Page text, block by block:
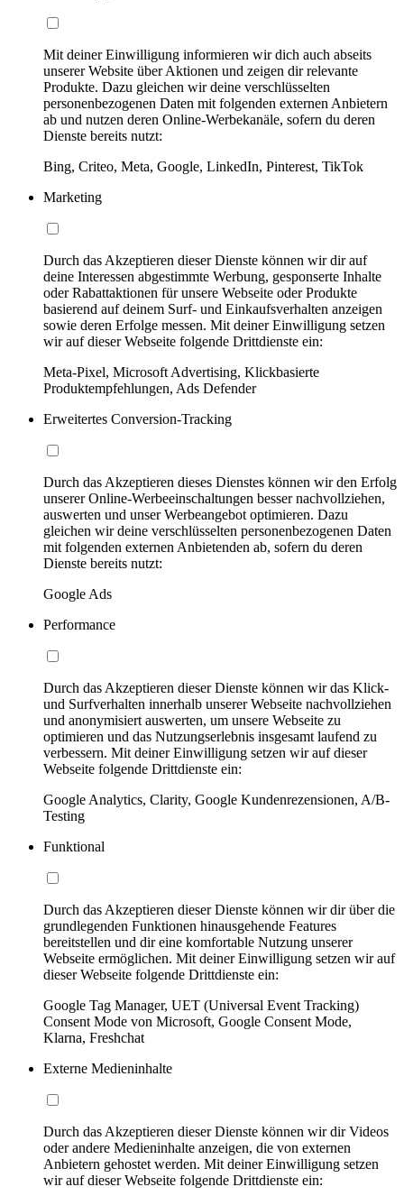
Mit deiner Einwilligung informieren wir dich auch abseits
unserer Website über Aktionen und zeigen dir relevante
Produkte. Dazu gleichen wir deine verschlüsselten
personenbezogenen Daten mit folgenden externen Anbietern
ab und nutzen deren Online-Werbekanäle, sofern du deren
Dienste bereits nutzt:
Bing, Criteo, Meta, Google, LinkedIn, Pinterest, TikTok
Marketing
Durch das Akzeptieren dieser Dienste können wir dir auf
deine Interessen abgestimmte Werbung, gesponserte Inhalte
oder Rabattaktionen für unsere Webseite oder Produkte
basierend auf deinem Surf- und Einkaufsverhalten anzeigen
sowie deren Erfolge messen. Mit deiner Einwilligung setzen
wir auf dieser Webseite folgende Drittdienste ein:
Meta-Pixel, Microsoft Advertising, Klickbasierte
Produktempfehlungen, Ads Defender
Erweitertes Conversion-Tracking
Durch das Akzeptieren dieses Dienstes können wir den Erfolg
unserer Online-Werbeeinschaltungen besser nachvollziehen,
auswerten und unser Werbeangebot optimieren. Dazu
gleichen wir deine verschlüsselten personenbezogenen Daten
mit folgenden externen Anbietenden ab, sofern du deren
Dienste bereits nutzt:
Google Ads
Performance
Durch das Akzeptieren dieser Dienste können wir das Klick-
und Surfverhalten innerhalb unserer Webseite nachvollziehen
und anonymisiert auswerten, um unsere Webseite zu
optimieren und das Nutzungserlebnis insgesamt laufend zu
verbessern. Mit deiner Einwilligung setzen wir auf dieser
Webseite folgende Drittdienste ein:
Google Analytics, Clarity, Google Kundenrezensionen, A/B-
Testing
Funktional
Durch das Akzeptieren dieser Dienste können wir dir über die
grundlegenden Funktionen hinausgehende Features
bereitstellen und dir eine komfortable Nutzung unserer
Webseite ermöglichen. Mit deiner Einwilligung setzen wir auf
dieser Webseite folgende Drittdienste ein:
Google Tag Manager, UET (Universal Event Tracking)
Consent Mode von Microsoft, Google Consent Mode,
Klarna, Freshchat
Externe Medieninhalte
Durch das Akzeptieren dieser Dienste können wir dir Videos
oder andere Medieninhalte anzeigen, die von externen
Anbietern gehostet werden. Mit deiner Einwilligung setzen
wir auf dieser Webseite folgende Drittdienste ein: